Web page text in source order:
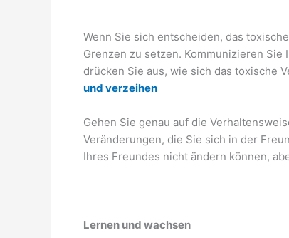
Wenn Sie sich entscheiden, das
Grenzen zu setzen. Kommunizieren
drücken Sie aus, wie sich das toxische
und verzeihen
Gehen Sie genau auf die
Veränderungen, die Sie sich in der
Ihres Freundes nicht ändern können,
Lernen und wachsen